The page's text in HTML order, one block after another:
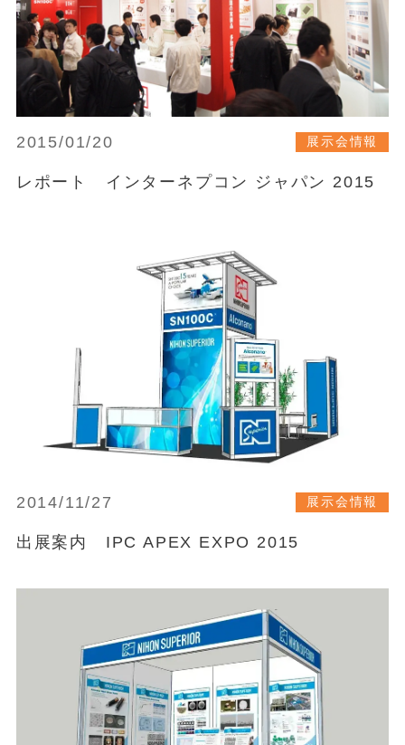
2015/01/20 展示会情報
レポート インターネプコン ジャパン 2015
2014/11/27 展示会情報
出展案内 IPC APEX EXPO 2015